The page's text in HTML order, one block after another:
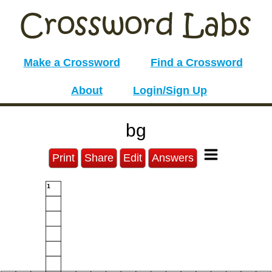
Make a Crossword Find a Crossword
About Login/Sign Up
bg
Print Share Edit Answers
1